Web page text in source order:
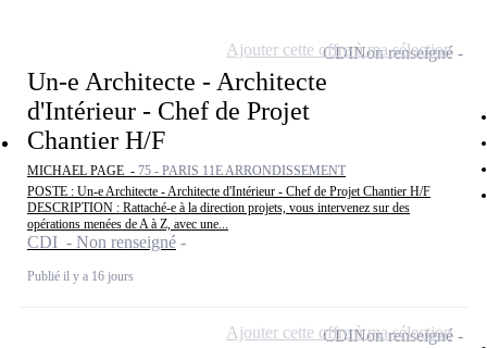
Un-e Architecte - Architecte
d'Intérieur - Chef de Projet
Chantier H/F
MICHAEL PAGE - 75 - PARIS 11E ARRONDISSEMENT
POSTE : Un-e Architecte - Architecte d'Intérieur - Chef de Projet Chantier H/F
DESCRIPTION : Rattaché-e à la direction projets, vous intervenez sur des
opérations menées de A à Z, avec une...
CDI - Non renseigné
Publié il y a 16 jours
CDINon renseigné
Ajouter cette offre à ma sélection
CDINon renseigné
Ajouter cette offre à ma sélection